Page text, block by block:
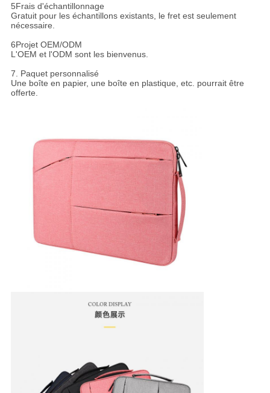
5Frais d'échantillonnage
Gratuit pour les échantillons existants, le fret est seulement
nécessaire.
6Projet OEM/ODM
L'OEM et l'ODM sont les bienvenus.
7. Paquet personnalisé
Une boîte en papier, une boîte en plastique, etc. pourrait être
offerte.